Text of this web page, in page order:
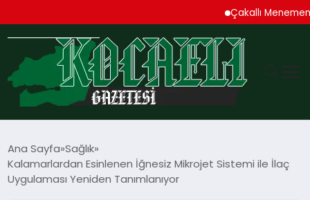
Çakallı Menemeni
TEKNOLOJI
Ana Sayfa Sağlık
Kalamarlardan Esinlenen İğnesiz Mikrojet Sistemi ile İlaç
Uygulaması Yeniden Tanımlanıyor